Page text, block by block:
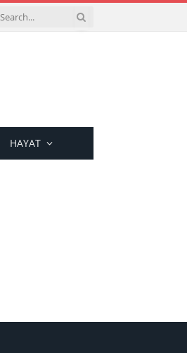
HAYAT